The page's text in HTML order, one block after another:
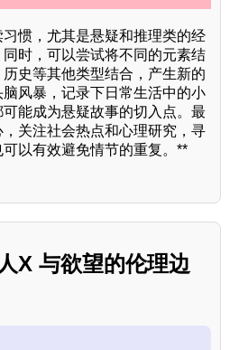
惯，尤其是悬疑和推理类的经
时，可以尝试将不同的元素结
史等其他类型结合，产生新的
风暴，记录下日常生活中的小
能成为悬疑故事的切入点。最
关注社会热点和心理研究，寻
以有效避免情节的重复。**
X 与欲望的伦理边